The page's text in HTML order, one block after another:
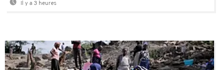
Il y a 3 heures